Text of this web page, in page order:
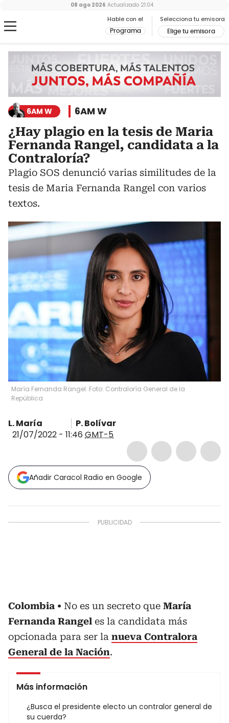
Hable con el
Programa
Selecciona tu emisora
Elige tu emisora
08 ago 2026 Actualizado 21:04
6AM W 6AM W
¿Hay plagio en la tesis de Maria
Fernanda Rangel, candidata a la
Contraloría?
Plagio SOS denunció varias similitudes de la
tesis de Maria Fernanda Rangel con varios
textos.
María Fernanda Rangel. Foto: Contraloría General de la
República
L. María
P. Bolívar
21/07/2022 - 11:46 GMT-5
Añadir Caracol Radio en Google
Colombia No es un secreto que María
Fernanda Rangel es la candidata más
opcionada para ser la nueva Contralora
General de la Nación.
Más información
¿Busca el presidente electo un contralor general de
su cuerda?